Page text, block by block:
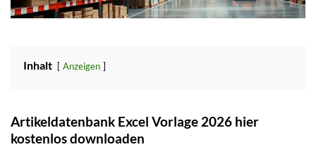
Inhalt Anzeigen
Artikeldatenbank Excel Vorlage 2026 hier
kostenlos downloaden